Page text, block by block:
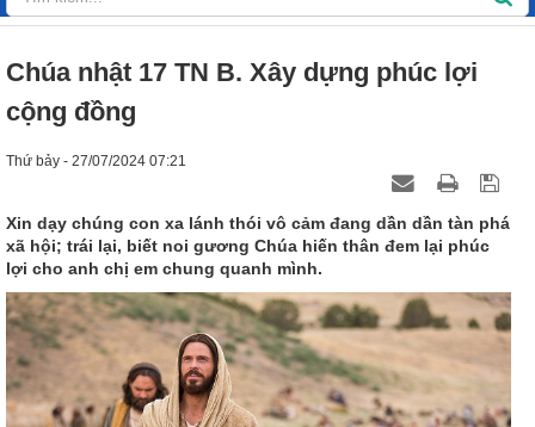
Chúa nhật 17 TN B. Xây dựng phúc lợi
cộng đồng
Thứ bảy - 27/07/2024 07:21
Xin dạy chúng con xa lánh thói vô cảm đang dần dần tàn phá
xã hội; trái lại, biết noi gương Chúa hiến thân đem lại phúc
lợi cho anh chị em chung quanh mình.